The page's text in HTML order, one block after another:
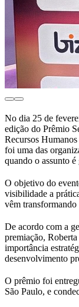
No dia 25 de
edição do Prêmio
Recursos
foi uma das
quando o assunto é
O objetivo do
visibilidade a
vêm transformando
De acordo com a
premiação,
importância
desenvolvimento
O prêmio foi
São Paulo, e